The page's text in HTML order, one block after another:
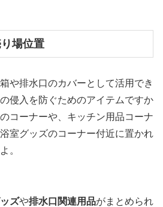
場位置
や排水口のカバーとして活用でき
侵入を防ぐためのアイテムですか
コーナーや、キッチン用品コーナ
室グッズのコーナー付近に置かれ
。
ズや排水口関連用品がまとめられ